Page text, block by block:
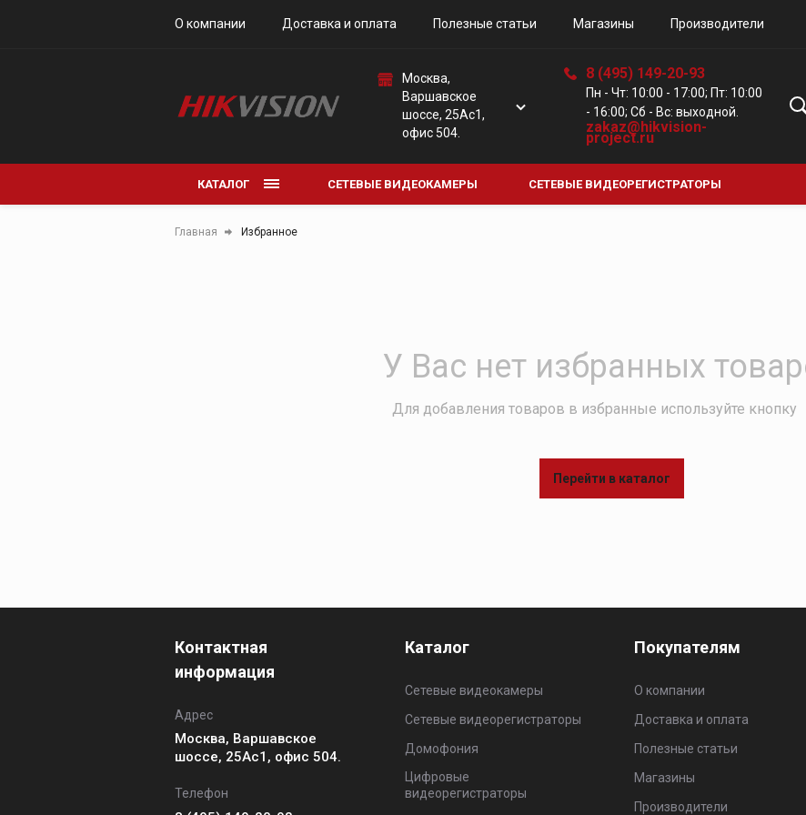
О компании Доставка и оплата Полезные статьи Магазины Производители
Москва,
Варшавское
шоссе, 25Ас1,
офис 504.
8 (495) 149-20-93
Пн - Чт: 10:00 - 17:00; Пт: 10:00
- 16:00; Сб - Вс: выходной.
zakaz@hikvision-
project.ru
КАТАЛОГ СЕТЕВЫЕ ВИДЕОКАМЕРЫ СЕТЕВЫЕ ВИДЕОРЕГИСТРАТОРЫ
Главная Избранное
У Вас нет избранных
Для добавления товаров в избранные используйте кнопку
Перейти в каталог
Контактная
информация
Адрес
Москва, Варшавское
шоссе, 25Ас1, офис 504.
Телефон
Каталог
Сетевые видеокамеры
Сетевые видеорегистраторы
Домофония
Цифровые
видеорегистраторы
Покупателям
О компании
Доставка и оплата
Полезные статьи
Магазины
Производители